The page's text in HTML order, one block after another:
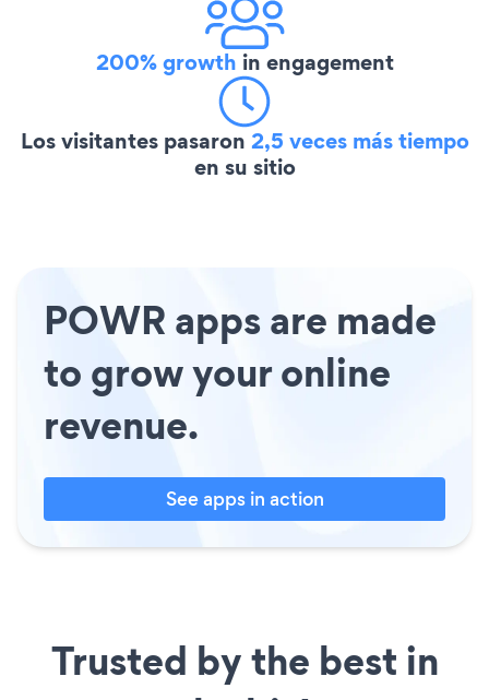
200% growth in engagement
Los visitantes pasaron 2,5 veces más tiempo
en su sitio
POWR apps are made
to grow your online
revenue.
See apps in action
Trusted by the best in